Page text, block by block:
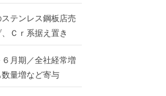
テンレス鋼板店売
Ｃｒ系据え置き
月期／全社経常増
量増など寄与